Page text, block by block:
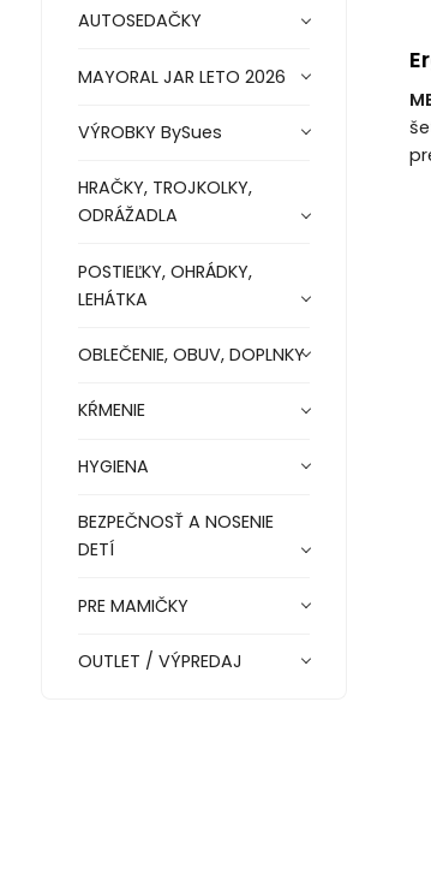
AUTOSEDAČKY
MAYORAL JAR LETO 2026
VÝROBKY BySues
HRAČKY, TROJKOLKY,
ODRÁŽADLA
POSTIEĽKY, OHRÁDKY,
LEHÁTKA
OBLEČENIE, OBUV, DOPLNKY
KŔMENIE
HYGIENA
BEZPEČNOSŤ A NOSENIE
DETÍ
PRE MAMIČKY
OUTLET / VÝPREDAJ